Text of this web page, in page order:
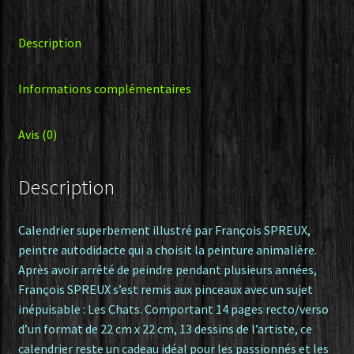
Description
Informations complémentaires
Avis (0)
Description
Calendrier superbement illustré par François SPREUX,
peintre autodidacte qui a choisit la peinture animalière.
Après avoir arrêté de peindre pendant plusieurs années,
François SPREUX s’est remis aux pinceaux avec un sujet
inépuisable : Les Chats. Comportant 14 pages recto/verso
d’un format de 22 cm x 22 cm, 13 dessins de l’artiste, ce
calendrier reste un cadeau idéal pour les passionnés et les